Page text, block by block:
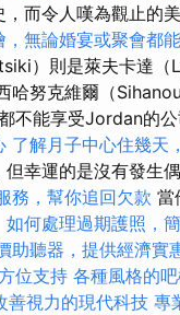
而令人嘆為觀止的
，無論婚宴或聚會都
）則是萊夫卡達（
哈努克維爾（
不能享受Jordan的
了解月子中心住幾天
幸運的是沒有發生
務，幫你追回欠款 當
如何處理過期護照，
助聽器，提供經濟實
位支持 各種風格的
善視力的現代科技 專